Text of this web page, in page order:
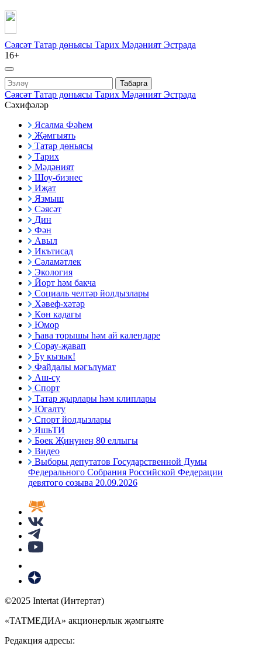
Сәясәт Татар дөньясы Тарих Мәдәният Эстрада
16+
Табарга
Сәясәт Татар дөньясы Тарих Мәдәният Эстрада
Сәхифәләр
Ясалма Фәһем
Җәмгыять
Татар дөньясы
Тарих
Мәдәният
Шоу-бизнес
Иҗат
Язмыш
Сәясәт
Дин
Фән
Авыл
Икътисад
Сәламәтлек
Экология
Йорт һәм бакча
Социаль челтәр йолдызлары
Хәвеф-хәтәр
Көн кадагы
Юмор
Һава торышы һәм ай календаре
Сорау-җавап
Бу кызык!
Файдалы мәгълүмат
Аш-су
Спорт
Татар җырлары һәм клиплары
Югалту
Спорт йолдызлары
ЯшьТИ
Бөек Җиңүнең 80 еллыгы
Видео
Выборы депутатов Государственной Думы
Федерального Собрания Российской Федерации
девятого созыва 20.09.2026
©2025 Intertat (Интертат)
«ТАТМЕДИА» акционерлык җәмгыяте
Редакция адресы: